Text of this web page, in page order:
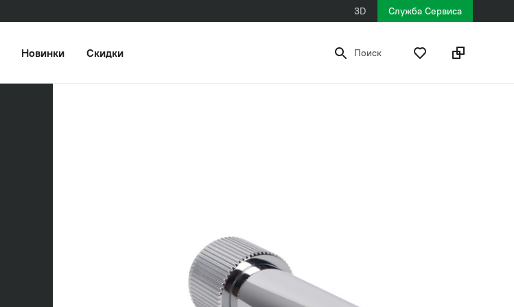
3D Служба Сервиса
Новинки Скидки Поиск